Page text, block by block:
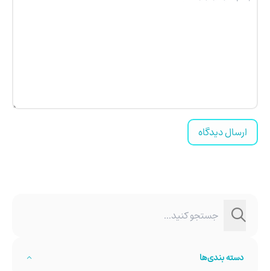
ارسال دیدگاه
دسته بندی‌ها